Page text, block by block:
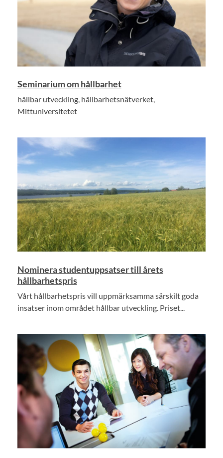
Seminarium om hållbarhet
hållbar utveckling, hållbarhetsnätverket,
Mittuniversitetet
Nominera studentuppsatser till årets
hållbarhetspris
Vårt hållbarhetspris vill uppmärksamma särskilt goda
insatser inom området hållbar utveckling. Priset...